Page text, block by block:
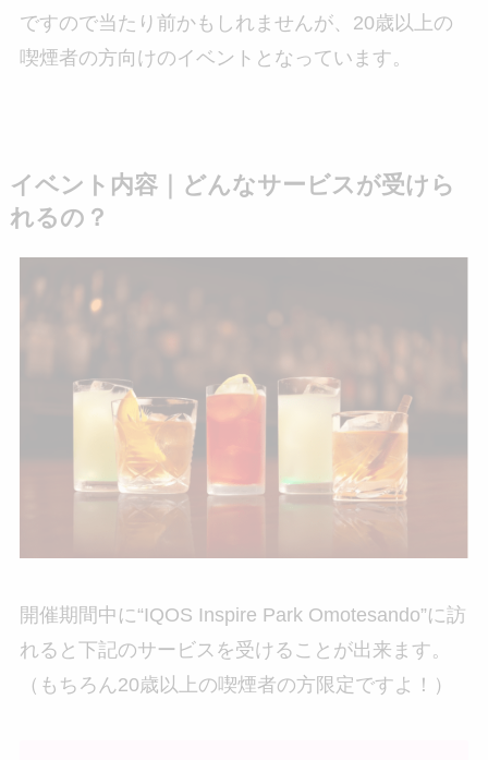
ですので当たり前かもしれませんが、20歳以上の
喫煙者の方向けのイベントとなっています。
イベント内容｜どんなサービスが受けら
れるの？
開催期間中に“IQOS Inspire Park Omotesando”に訪
れると下記のサービスを受けることが出来ます。
（もちろん20歳以上の喫煙者の方限定ですよ！）